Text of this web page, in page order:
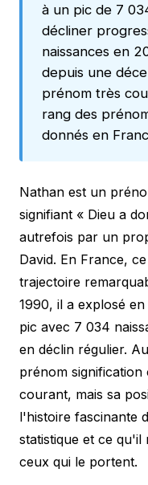
à un pic de 7
décliner
naissances en
depuis une
prénom très
rang des
donnés en
Nathan est un
signifiant « Dieu a
autrefois par un
David. En France,
trajectoire
1990, il a explosé
pic avec 7 034
en déclin régulier.
prénom signification
courant, mais sa
l'histoire fascinante
statistique et ce
ceux qui le portent.